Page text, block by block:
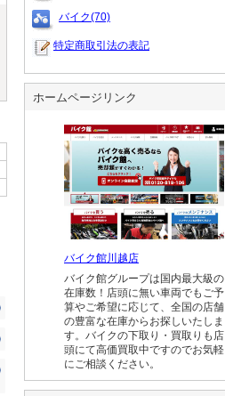
バイク(70)
特定商取引法の表記
ホームページリンク
バイク館川越店
バイク館グループは国内最大級の
在庫数！店頭に無い車両でもご予
算やご希望に応じて、全国の店舗
の豊富な在庫からお探しいたしま
す。バイクの下取り・買取りも店
頭にて高価買取中ですのでお気軽
にご相談ください。